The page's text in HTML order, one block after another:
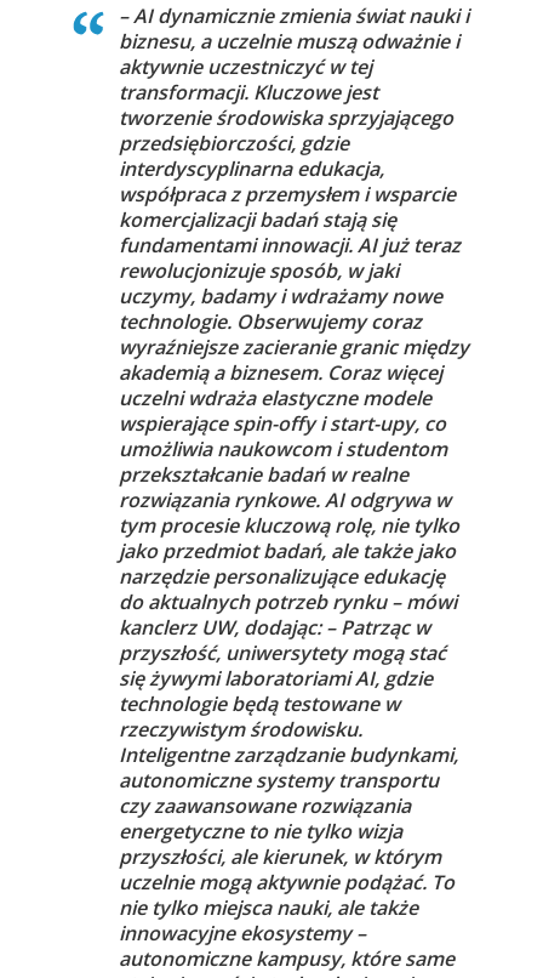
– AI dynamicznie zmienia świat nauki i
biznesu, a uczelnie muszą odważnie i
aktywnie uczestniczyć w tej
transformacji. Kluczowe jest
tworzenie środowiska sprzyjającego
przedsiębiorczości, gdzie
interdyscyplinarna edukacja,
współpraca z przemysłem i wsparcie
komercjalizacji badań stają się
fundamentami innowacji. AI już teraz
rewolucjonizuje sposób, w jaki
uczymy, badamy i wdrażamy nowe
technologie. Obserwujemy coraz
wyraźniejsze zacieranie granic między
akademią a biznesem. Coraz więcej
uczelni wdraża elastyczne modele
wspierające spin-offy i start-upy, co
umożliwia naukowcom i studentom
przekształcanie badań w realne
rozwiązania rynkowe. AI odgrywa w
tym procesie kluczową rolę, nie tylko
jako przedmiot badań, ale także jako
narzędzie personalizujące edukację
do aktualnych potrzeb rynku – mówi
kanclerz UW, dodając: – Patrząc w
przyszłość, uniwersytety mogą stać
się żywymi laboratoriami AI, gdzie
technologie będą testowane w
rzeczywistym środowisku.
Inteligentne zarządzanie budynkami,
autonomiczne systemy transportu
czy zaawansowane rozwiązania
energetyczne to nie tylko wizja
przyszłości, ale kierunek, w którym
uczelnie mogą aktywnie podążać. To
nie tylko miejsca nauki, ale także
innowacyjne ekosystemy –
autonomiczne kampusy, które same